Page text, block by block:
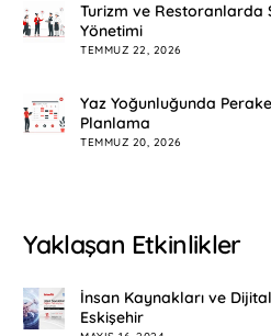
Turizm ve Restoranlarda
Yönetimi
TEMMUZ 22, 2026
Yaz Yoğunluğunda
Planlama
TEMMUZ 20, 2026
Yaklaşan Etkinlikler
İnsan Kaynakları ve
Eskişehir